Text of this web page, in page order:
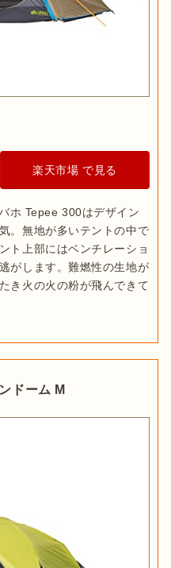
楽天市場 で見る
ホ Tepee 300はデザイン
。無地が多いテントの中で
ト上部にはベンチレーショ
がします。難燃性の生地が
き火の火の粉が飛んできて
ドーム M